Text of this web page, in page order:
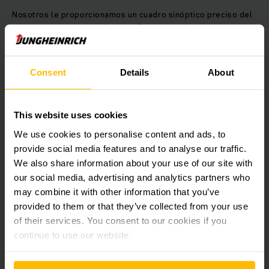
Consent Details About
This website uses cookies
We use cookies to personalise content and ads, to
provide social media features and to analyse our traffic.
We also share information about your use of our site with
our social media, advertising and analytics partners who
may combine it with other information that you’ve
provided to them or that they’ve collected from your use
of their services. You consent to our cookies if you
continue to use our website.
Nosotros le proporcionamos un cuadro sinóptico preciso del
estado y de la ocupación de su flota, a nivel regional,
nacional e internacional. De esta forma, los potenciales de
Al inicio: el análisis de emplazamiento
tamaño, el tipo y la edad de su flota, comprueba sus
procesos así como la tasa de utilización de cada
montacargas y edita los datos gráficamente. Nuestras
herramientas de análisis de flotas permiten una captura y
visualización de sus datos nada complicadas. Enseguida se
pone de manifiesto dónde se presentan enfoques de
optimización. Todo ello lo registramos para usted en una
amplia documentación.
Siguiendo la pista de los costes